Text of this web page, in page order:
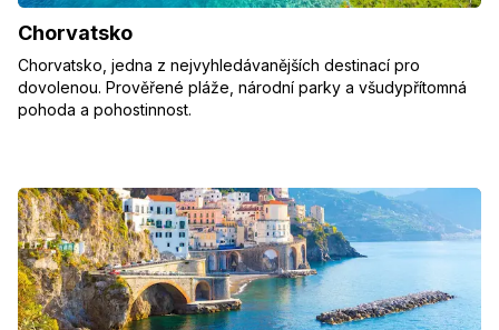
Chorvatsko
Chorvatsko, jedna z nejvyhledávanějších destinací pro
dovolenou. Prověřené pláže, národní parky a všudypřítomná
pohoda a pohostinnost.